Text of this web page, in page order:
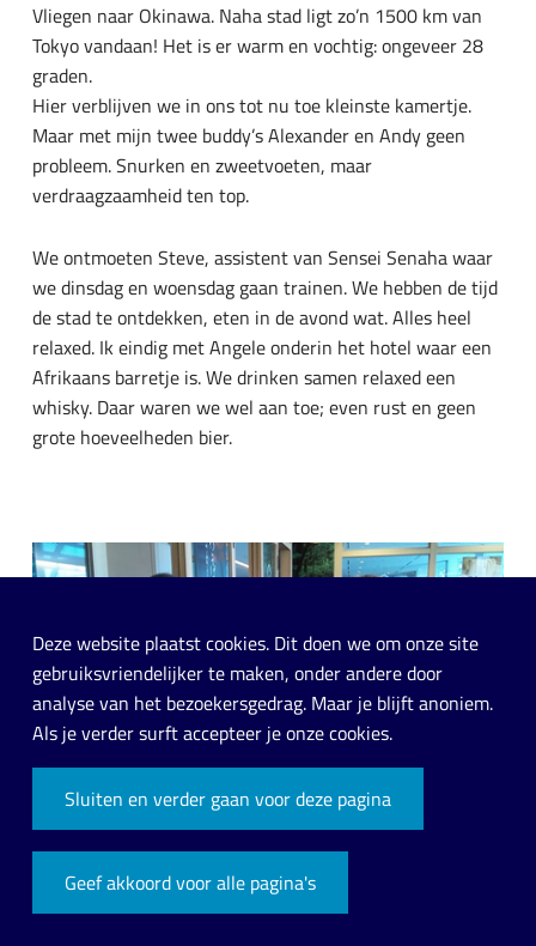
Vliegen naar Okinawa. Naha stad ligt zo’n 1500 km van
Tokyo vandaan! Het is er warm en vochtig: ongeveer 28
graden.
Hier verblijven we in ons tot nu toe kleinste kamertje.
Maar met mijn twee buddy’s Alexander en Andy geen
probleem. Snurken en zweetvoeten, maar
verdraagzaamheid ten top.
We ontmoeten Steve, assistent van Sensei Senaha waar
we dinsdag en woensdag gaan trainen. We hebben de tijd
de stad te ontdekken, eten in de avond wat. Alles heel
relaxed. Ik eindig met Angele onderin het hotel waar een
Afrikaans barretje is. We drinken samen relaxed een
whisky. Daar waren we wel aan toe; even rust en geen
grote hoeveelheden bier.
Dinsdag 27 oktober:
Deze website plaatst cookies. Dit doen we om onze site
gebruiksvriendelijker te maken, onder andere door
analyse van het bezoekersgedrag. Maar je blijft anoniem.
Als je verder surft accepteer je onze cookies.
Sluiten en verder gaan voor deze pagina
Geef akkoord voor alle pagina's